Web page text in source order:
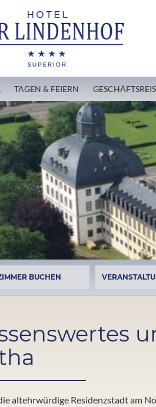
TAGEN & FEIERN
BUCHEN
altehrwürdige Residenzstadt am